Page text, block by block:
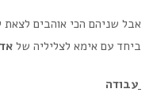
אבל שניהם הכי אוהבים
ביחד עם אימא לצליליה של
עבודה